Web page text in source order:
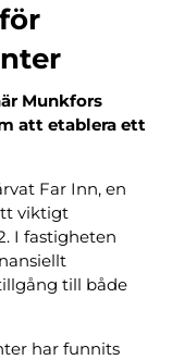
Munkfors
att etablera ett
Far Inn, en
viktigt
I fastigheten
till både
har funnits